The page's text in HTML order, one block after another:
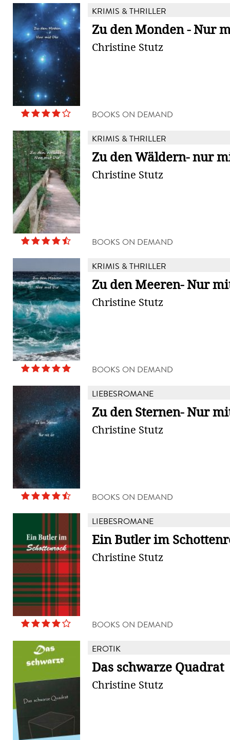
KRIMIS & THRILLER
Zu den Monden - Nur
Christine Stutz
BOOKS ON DEMAND
KRIMIS & THRILLER
Zu den Wäldern- nur
Christine Stutz
BOOKS ON DEMAND
KRIMIS & THRILLER
Zu den Meeren- Nur
Christine Stutz
BOOKS ON DEMAND
LIEBESROMANE
Zu den Sternen- Nur
Christine Stutz
BOOKS ON DEMAND
LIEBESROMANE
Ein Butler im
Christine Stutz
BOOKS ON DEMAND
EROTIK
Das schwarze Quadrat
Christine Stutz